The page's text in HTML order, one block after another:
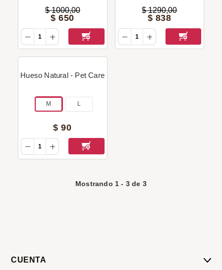
$ 1000,00
$ 650
$ 1290,00
$ 838
Hueso Natural - Pet Care
M L
$ 90
Mostrando 1 - 3 de 3
CUENTA